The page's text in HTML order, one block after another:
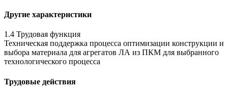
Другие характеристики
1.4 Трудовая функция
Техническая поддержка процесса оптимизации конструкции и
выбора материала для агрегатов ЛА из ПКМ для выбранного
технологического процесса
Трудовые действия